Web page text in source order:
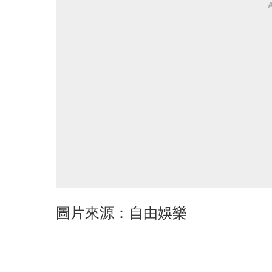
圖片來源：自由娛樂